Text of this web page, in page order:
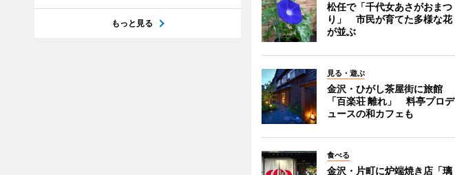
松任で「千代女あさがおまつ
り」 市民が育てた多様な花
が並ぶ
見る・遊ぶ
金沢・ひがし茶屋街に旅館
「百楽荘 離れ」 料亭プロデ
ュースの和カフェも
食べる
金沢・片町に炉端焼き店「璃
もっと見る